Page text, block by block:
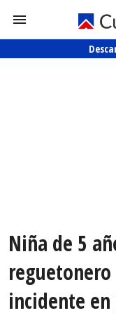
Niña de 5
incidente